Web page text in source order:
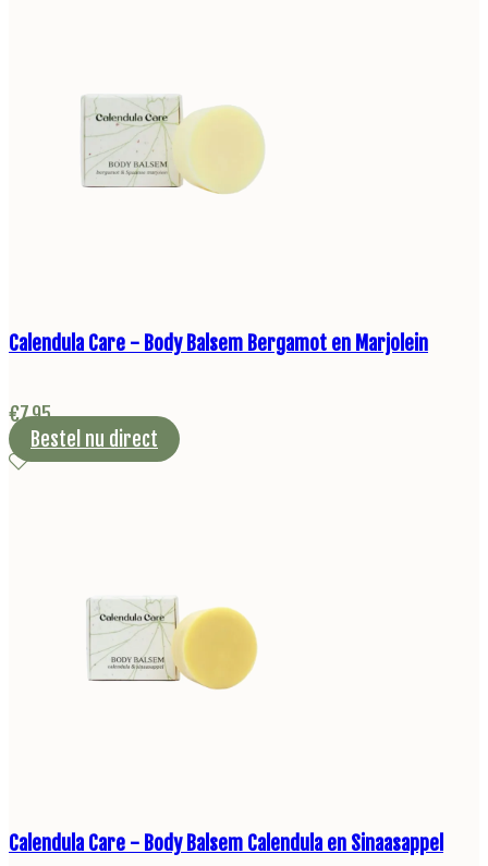
Calendula Care - Body Balsem Bergamot en Marjolein
€7,95
Bestel nu direct
Calendula Care - Body Balsem Calendula en Sinaasappel